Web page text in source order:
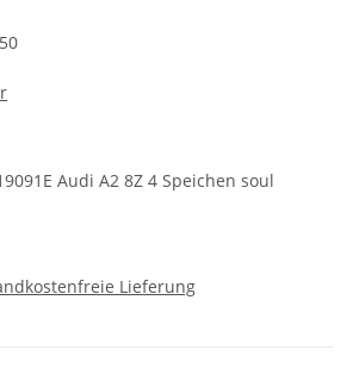
Audi A2 8Z 4 Speichen soul
Lieferung